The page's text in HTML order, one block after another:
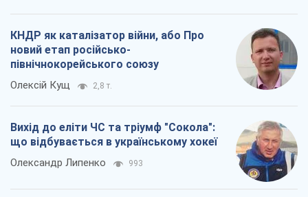
КНДР як каталізатор війни, або Про
новий етап російсько-
північнокорейського союзу
Олексій Кущ 2,8 т.
Вихід до еліти ЧС та тріумф "Сокола":
що відбувається в українському хокеї
Олександр Липенко 993